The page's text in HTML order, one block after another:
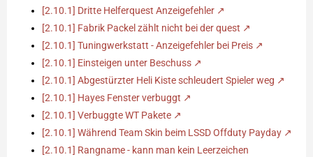
[2.10.1] Dritte Helferquest Anzeigefehler
[2.10.1] Fabrik Packel zählt nicht bei der quest
[2.10.1] Tuningwerkstatt - Anzeigefehler bei Preis
[2.10.1] Einsteigen unter Beschuss
[2.10.1] Abgestürzter Heli Kiste schleudert Spieler weg
[2.10.1] Hayes Fenster verbuggt
[2.10.1] Verbuggte WT Pakete
[2.10.1] Während Team Skin beim LSSD Offduty Payday
[2.10.1] Rangname - kann man kein Leerzeichen